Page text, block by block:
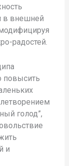
в внешней
радостей.
повысить
голод”,
и